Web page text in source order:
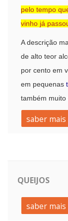
pelo tempo
vinho já
A descrição
de alto teor
por cento em
em pequenas
também muito
saber mais
QUEIJOS
saber mais